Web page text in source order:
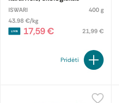
ISWARI
400 g
43.98 €/kg
17,59 € 21,99 €
Pridėti